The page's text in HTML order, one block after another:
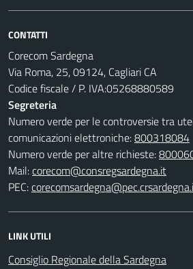
CONTATTI
Corecom Sardegna
Via Roma, 25, 09124, Cagliari CA
Codice fiscale / P. IVA:05268880589
Segreteria
Numero verde per le controversie tra
comunicazioni elettroniche:800318084
Numero verde per altre richieste:
Mail:corecom@consregsardegna.it
PEC:
LINK UTILI
Consiglio Regionale della Sardegna